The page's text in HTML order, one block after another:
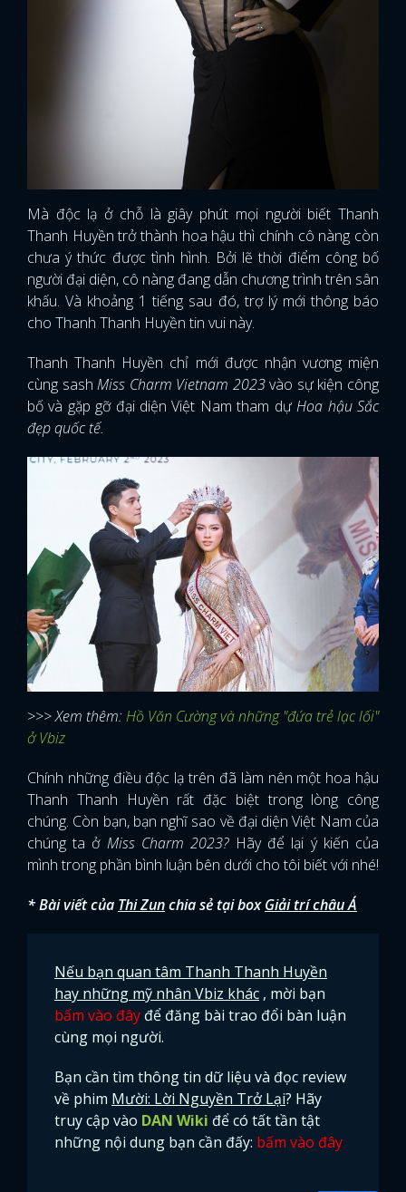
GOOGLE
Mà độc lạ ở chỗ là giây phút mọi người biết Thanh
Thanh Huyền trở thành hoa hậu thì chính cô nàng còn
chưa ý thức được tình hình. Bởi lẽ thời điểm công bố
người đại diện, cô nàng đang dẫn chương trình trên sân
khấu. Và khoảng 1 tiếng sau đó, trợ lý mới thông báo
cho Thanh Thanh Huyền tin vui này.
Thanh Thanh Huyền chỉ mới được nhận vương miện
cùng sashMiss Charm Vietnam 2023vào sự kiện công
bố và gặp gỡ đại diện Việt Nam tham dựHoa hậu Sắc
đẹp quốc tế.
>>> Xem thêm:Hồ Văn Cường và những "đứa trẻ lạc lối"
ở Vbiz
Chính những điều độc lạ trên đã làm nên một hoa hậu
Thanh Thanh Huyền rất đặc biệt trong lòng công
chúng. Còn bạn, bạn nghĩ sao về đại diện Việt Nam của
chúng ta ở Miss Charm 2023? Hãy để lại ý kiến của
mình trong phần bình luận bên dưới cho tôi biết với nhé!
* Bài viết của Thi Zunchia sẻ tại boxGiải trí châu Á
Nếu bạn quan tâm Thanh Thanh Huyền
hay những mỹ nhân Vbiz khác , mời bạn
bấm vào đây để đăng bài trao đổi bàn luận
cùng mọi người.
Bạn cần tìm thông tin dữ liệu và đọc review
về phim Mười: Lời Nguyền Trở Lại? Hãy
truy cập vào DAN Wiki để có tất tần tật
những nội dung bạn cần đấy: bấm vào đây